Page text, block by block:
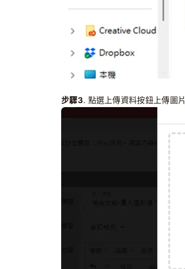
步驟3. 點選上傳資料按鈕上傳圖片